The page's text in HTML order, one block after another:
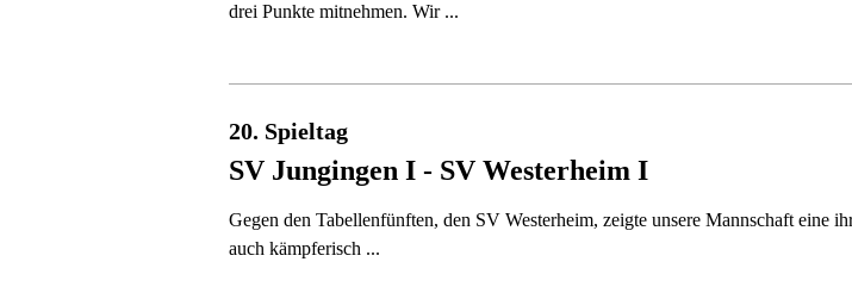
drei Punkte mitnehmen. Wir ...
20. Spieltag
SV Jungingen I - SV Westerheim I
Gegen den Tabellenfünften, den SV Westerheim, zeigte unsere Mannschaft eine
auch kämpferisch ...